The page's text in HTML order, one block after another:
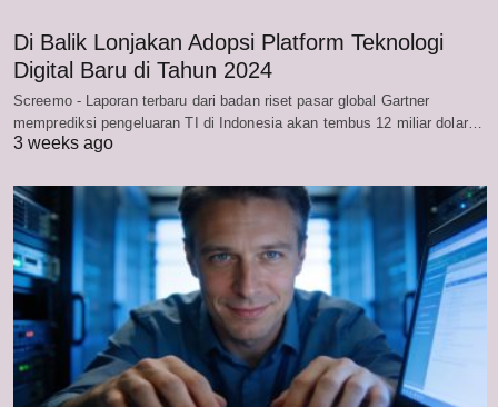
Di Balik Lonjakan Adopsi Platform Teknologi
Digital Baru di Tahun 2024
Screemo - Laporan terbaru dari badan riset pasar global Gartner
memprediksi pengeluaran TI di Indonesia akan tembus 12 miliar dolar…
3 weeks ago